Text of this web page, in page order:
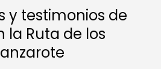
y testimonios de
la Ruta de los